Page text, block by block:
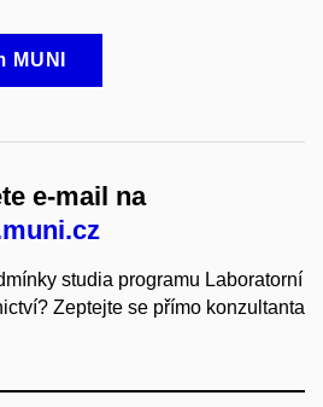
e-mail na
studia programu Laboratorní
Zeptejte se přímo konzultanta